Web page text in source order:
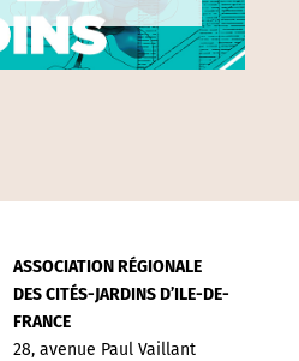
ASSOCIATION RÉGIONALE
DES CITÉS-JARDINS D’ILE-DE-
FRANCE
28, avenue Paul Vaillant